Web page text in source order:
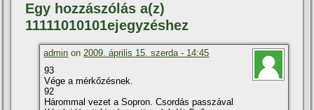
Egy hozzászólás a(z)
11111010101ejegyzéshez
admin on2009. április 15. szerda - 14:45
93
Vége a mérkőzésnek.
92
Hárommal vezet a Sopron. Csordás passzával